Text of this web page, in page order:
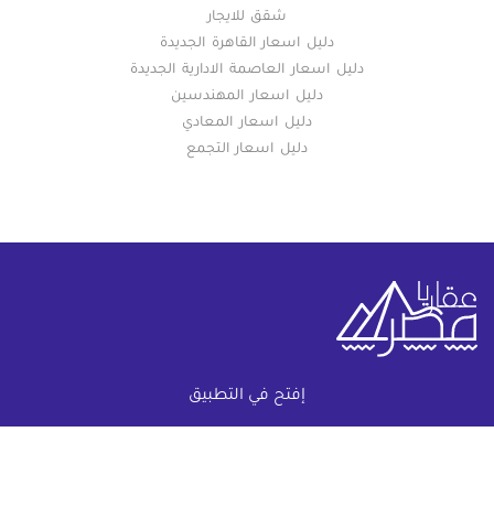
إفتح في التطبيق
شقق للايجار
دليل اسعار القاهرة الجديدة
دليل اسعار العاصمة الادارية الجديدة
دليل اسعار المهندسين
دليل اسعار المعادي
دليل اسعار التجمع